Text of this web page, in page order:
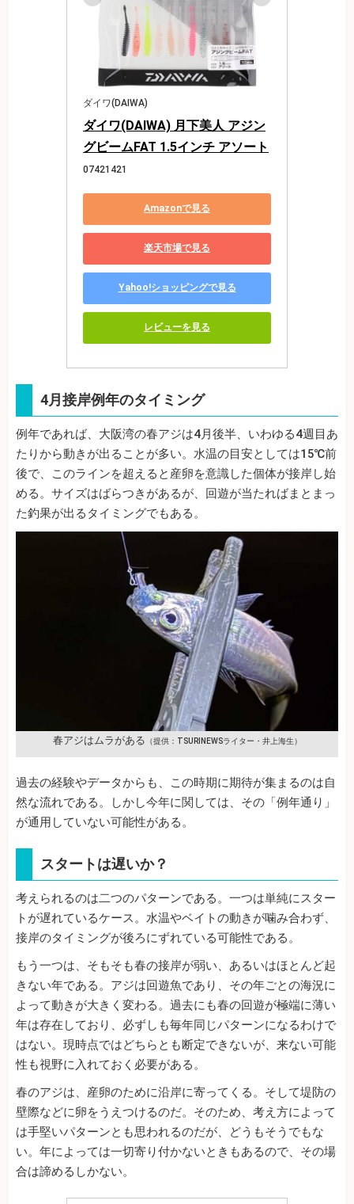
ダイワ(DAIWA)
ダイワ(DAIWA) 月下美人 アジン
グビームFAT 1.5インチ アソート
07421421
Amazonで見る
楽天市場で見る
Yahoo!ショッピングで見る
レビューを見る
4月接岸例年のタイミング
例年であれば、大阪湾の春アジは4月後半、いわゆる4週目あ
たりから動きが出ることが多い。水温の目安としては15℃前
後で、このラインを超えると産卵を意識した個体が接岸し始
める。サイズはばらつきがあるが、回遊が当たればまとまっ
た釣果が出るタイミングでもある。
春アジはムラがある （提供：TSURINEWSライター・井上海生）
過去の経験やデータからも、この時期に期待が集まるのは自
然な流れである。しかし今年に関しては、その「例年通り」
が通用していない可能性がある。
スタートは遅いか？
考えられるのは二つのパターンである。一つは単純にスター
トが遅れているケース。水温やベイトの動きが噛み合わず、
接岸のタイミングが後ろにずれている可能性である。
もう一つは、そもそも春の接岸が弱い、あるいはほとんど起
きない年である。アジは回遊魚であり、その年ごとの海況に
よって動きが大きく変わる。過去にも春の回遊が極端に薄い
年は存在しており、必ずしも毎年同じパターンになるわけで
はない。現時点ではどちらとも断定できないが、来ない可能
性も視野に入れておく必要がある。
春のアジは、産卵のために沿岸に寄ってくる。そして堤防の
壁際などに卵をうえつけるのだ。そのため、考え方によって
は手堅いパターンとも思われるのだが、どうもそうでもな
い。年によっては一切寄り付かないときもあるので、その場
合は諦めるしかない。